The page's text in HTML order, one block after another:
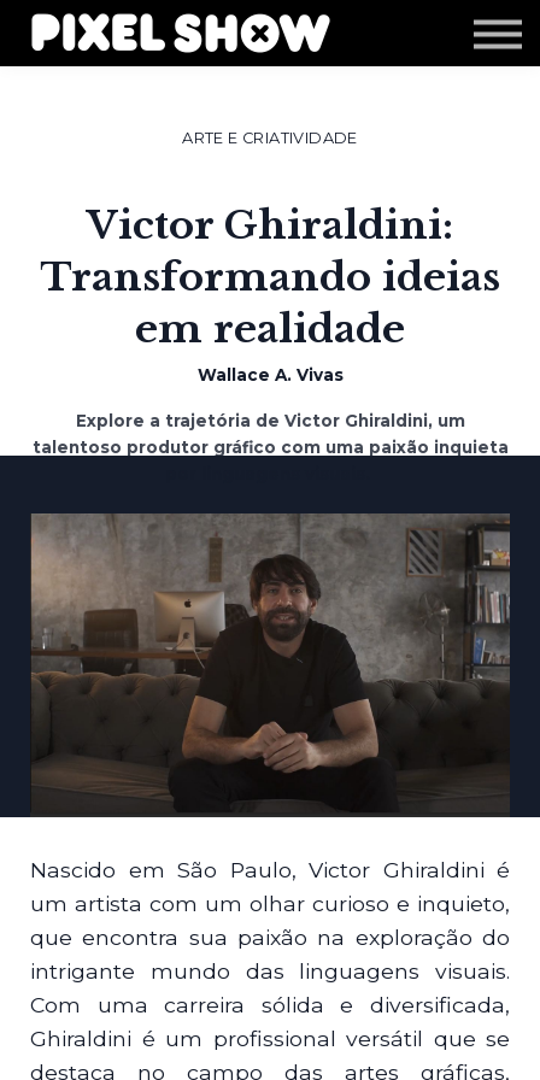
Shop
Revista Zupi
Login
ARTE E CRIATIVIDADE
Victor Ghiraldini:
Transformando ideias
em realidade
Wallace A. Vivas
Explore a trajetória de Victor Ghiraldini, um
talentoso produtor gráfico com uma paixão inquieta
Nascido em São Paulo, Victor Ghiraldini é
um artista com um olhar curioso e inquieto,
que encontra sua paixão na exploração do
intrigante mundo das linguagens visuais.
Com uma carreira sólida e diversificada,
Ghiraldini é um profissional versátil que se
destaca no campo das artes gráficas,